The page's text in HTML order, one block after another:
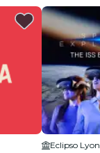
Eclipso Lyon